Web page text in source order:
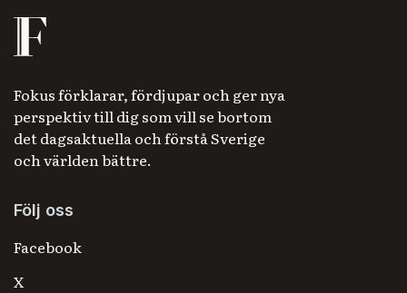
Fokus förklarar, fördjupar och ger nya
perspektiv till dig som vill se bortom
det dagsaktuella och förstå Sverige
och världen bättre.
Följ oss
Facebook
X